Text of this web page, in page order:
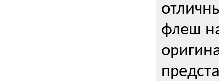
флеш